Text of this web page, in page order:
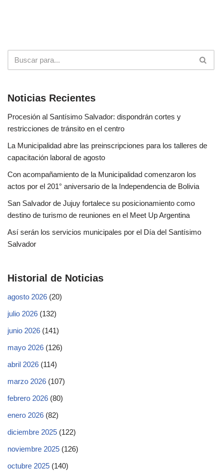
Noticias Recientes
Procesión al Santísimo Salvador: dispondrán cortes y
restricciones de tránsito en el centro
La Municipalidad abre las preinscripciones para los talleres de
capacitación laboral de agosto
Con acompañamiento de la Municipalidad comenzaron los
actos por el 201° aniversario de la Independencia de Bolivia
San Salvador de Jujuy fortalece su posicionamiento como
destino de turismo de reuniones en el Meet Up Argentina
Así serán los servicios municipales por el Día del Santísimo
Salvador
Historial de Noticias
agosto 2026 (20)
julio 2026 (132)
junio 2026 (141)
mayo 2026 (126)
abril 2026 (114)
marzo 2026 (107)
febrero 2026 (80)
enero 2026 (82)
diciembre 2025 (122)
noviembre 2025 (126)
octubre 2025 (140)